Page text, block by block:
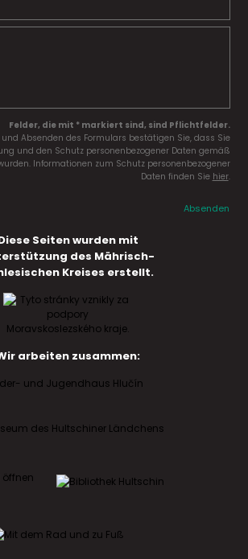
Felder, die mit * markiert sind, sind Pflichtfelder.
Absenden des Formulars bestätigen Sie, dass Sie
und den Schutz personenbezogener Daten gemäß
Informationen zum Schutz personenbezogener
Daten finden Sie hier.
Absenden
Seiten wurden mit
des Mährisch-
Kreises erstellt.
arbeiten zusammen: